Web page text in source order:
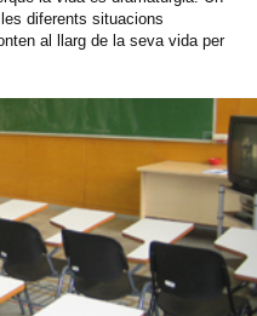
diferents situacions
al llarg de la seva vida per